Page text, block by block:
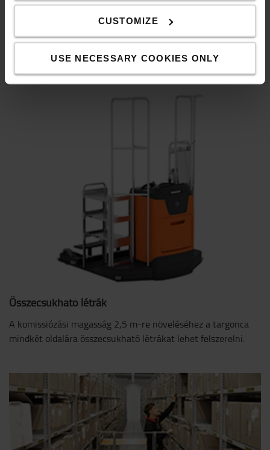
CUSTOMIZE
USE NECESSARY COOKIES ONLY
Intuitív vezérlés
A komissiózó könnyen kezelhető kormánykerékkel,
fogantyúval szabályozható integrált irányvezérlővel és PIN
kódos hozzáféréssel rendelkezik.
Összecsukható létrák
A komissiózási magasság 2,5 m-re növeléséhez a targonca
mindkét oldalára összecsukható létrákat lehet felszerelni.